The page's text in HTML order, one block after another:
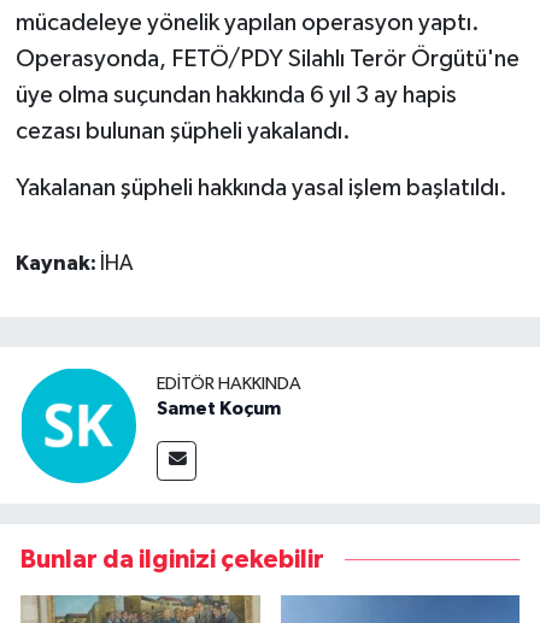
mücadeleye yönelik yapılan operasyon yaptı.
Operasyonda, FETÖ/PDY Silahlı Terör Örgütü'ne
üye olma suçundan hakkında 6 yıl 3 ay hapis
cezası bulunan şüpheli yakalandı.
Yakalanan şüpheli hakkında yasal işlem başlatıldı.
Kaynak: İHA
EDITÖR HAKKINDA
Samet Koçum
Bunlar da ilginizi çekebilir
Spor
Teknoloji
Yaşam
Yemek